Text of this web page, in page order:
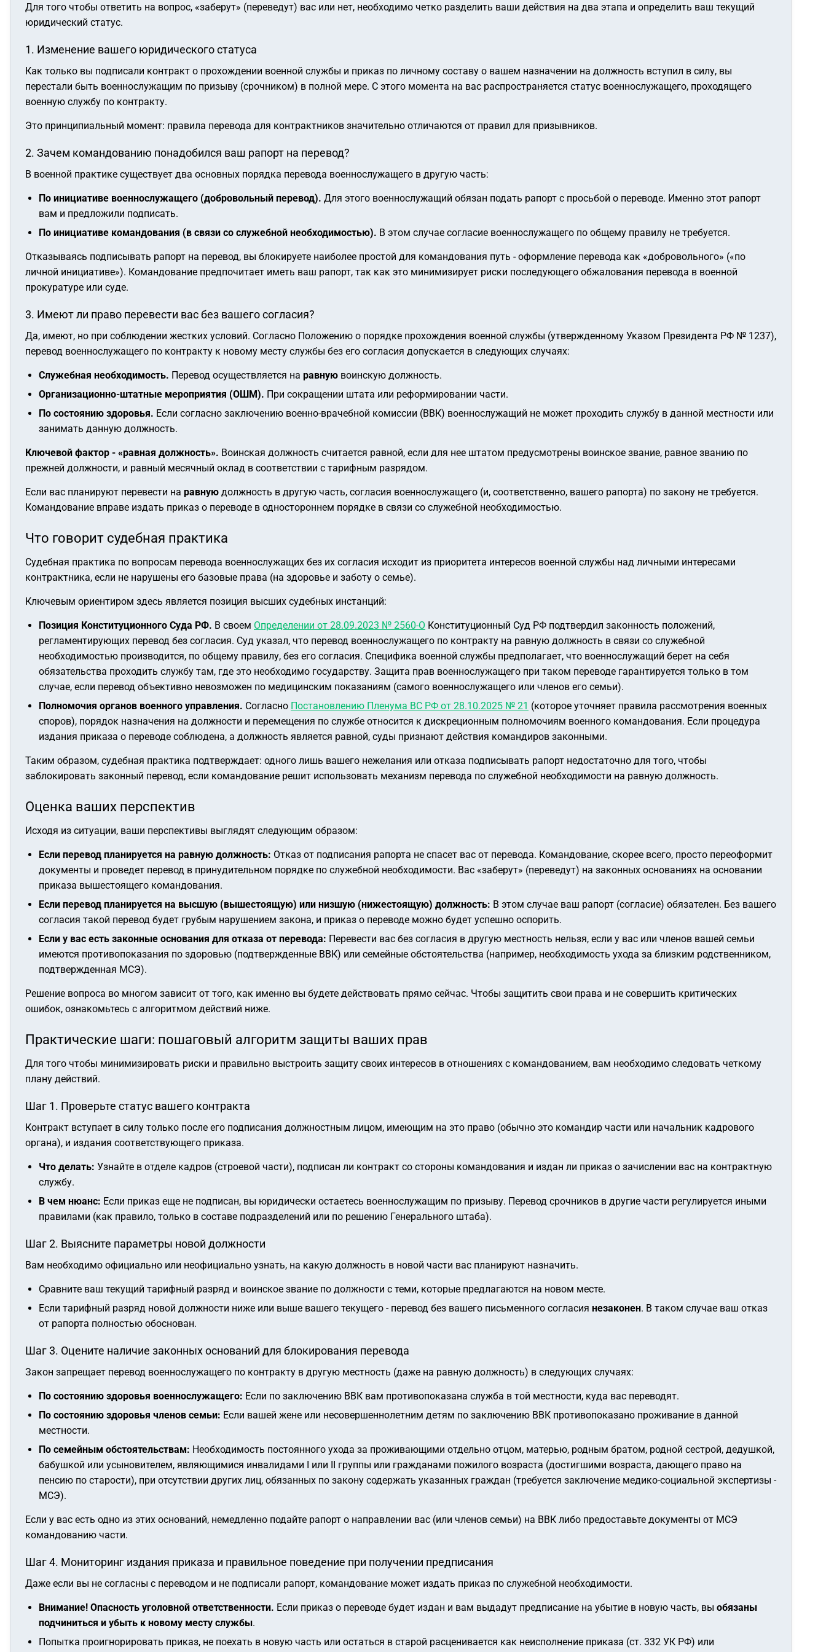
Для того чтобы ответить на вопрос, «заберут» (переведут) вас или нет, необходимо четко разделить ваши действия на два этапа и определить ваш текущий
юридический статус.
1. Изменение вашего юридического статуса
Как только вы подписали контракт о прохождении военной службы и приказ по личному составу о вашем назначении на должность вступил в силу, вы
перестали быть военнослужащим по призыву (срочником) в полной мере. С этого момента на вас распространяется статус военнослужащего, проходящего
военную службу по контракту.
Это принципиальный момент: правила перевода для контрактников значительно отличаются от правил для призывников.
2. Зачем командованию понадобился ваш рапорт на перевод?
В военной практике существует два основных порядка перевода военнослужащего в другую часть:
По инициативе военнослужащего (добровольный перевод). Для этого военнослужащий обязан подать рапорт с просьбой о переводе. Именно этот рапорт
вам и предложили подписать.
По инициативе командования (в связи со служебной необходимостью). В этом случае согласие военнослужащего по общему правилу не требуется.
Отказываясь подписывать рапорт на перевод, вы блокируете наиболее простой для командования путь - оформление перевода как «добровольного» («по
личной инициативе»). Командование предпочитает иметь ваш рапорт, так как это минимизирует риски последующего обжалования перевода в военной
прокуратуре или суде.
3. Имеют ли право перевести вас без вашего согласия?
Да, имеют, но при соблюдении жестких условий. Согласно Положению о порядке прохождения военной службы (утвержденному Указом Президента РФ № 1237),
перевод военнослужащего по контракту к новому месту службы без его согласия допускается в следующих случаях:
Служебная необходимость. Перевод осуществляется на равную воинскую должность.
Организационно-штатные мероприятия (ОШМ). При сокращении штата или реформировании части.
По состоянию здоровья. Если согласно заключению военно-врачебной комиссии (ВВК) военнослужащий не может проходить службу в данной местности или
занимать данную должность.
Ключевой фактор - «равная должность». Воинская должность считается равной, если для нее штатом предусмотрены воинское звание, равное званию по
прежней должности, и равный месячный оклад в соответствии с тарифным разрядом.
Если вас планируют перевести на равную должность в другую часть, согласия военнослужащего (и, соответственно, вашего рапорта) по закону не требуется.
Командование вправе издать приказ о переводе в одностороннем порядке в связи со служебной необходимостью.
Что говорит судебная практика
Судебная практика по вопросам перевода военнослужащих без их согласия исходит из приоритета интересов военной службы над личными интересами
контрактника, если не нарушены его базовые права (на здоровье и заботу о семье).
Ключевым ориентиром здесь является позиция высших судебных инстанций:
Позиция Конституционного Суда РФ. В своем Определении от 28.09.2023 № 2560-О Конституционный Суд РФ подтвердил законность положений,
регламентирующих перевод без согласия. Суд указал, что перевод военнослужащего по контракту на равную должность в связи со служебной
необходимостью производится, по общему правилу, без его согласия. Специфика военной службы предполагает, что военнослужащий берет на себя
обязательства проходить службу там, где это необходимо государству. Защита прав военнослужащего при таком переводе гарантируется только в том
случае, если перевод объективно невозможен по медицинским показаниям (самого военнослужащего или членов его семьи).
Полномочия органов военного управления. Согласно Постановлению Пленума ВС РФ от 28.10.2025 № 21 (которое уточняет правила рассмотрения военных
споров), порядок назначения на должности и перемещения по службе относится к дискреционным полномочиям военного командования. Если процедура
издания приказа о переводе соблюдена, а должность является равной, суды признают действия командиров законными.
Таким образом, судебная практика подтверждает: одного лишь вашего нежелания или отказа подписывать рапорт недостаточно для того, чтобы
заблокировать законный перевод, если командование решит использовать механизм перевода по служебной необходимости на равную должность.
Оценка ваших перспектив
Исходя из ситуации, ваши перспективы выглядят следующим образом:
Если перевод планируется на равную должность: Отказ от подписания рапорта не спасет вас от перевода. Командование, скорее всего, просто переоформит
документы и проведет перевод в принудительном порядке по служебной необходимости. Вас «заберут» (переведут) на законных основаниях на основании
приказа вышестоящего командования.
Если перевод планируется на высшую (вышестоящую) или низшую (нижестоящую) должность: В этом случае ваш рапорт (согласие) обязателен. Без вашего
согласия такой перевод будет грубым нарушением закона, и приказ о переводе можно будет успешно оспорить.
Если у вас есть законные основания для отказа от перевода: Перевести вас без согласия в другую местность нельзя, если у вас или членов вашей семьи
имеются противопоказания по здоровью (подтвержденные ВВК) или семейные обстоятельства (например, необходимость ухода за близким родственником,
подтвержденная МСЭ).
Решение вопроса во многом зависит от того, как именно вы будете действовать прямо сейчас. Чтобы защитить свои права и не совершить критических
ошибок, ознакомьтесь с алгоритмом действий ниже.
Практические шаги: пошаговый алгоритм защиты ваших прав
Для того чтобы минимизировать риски и правильно выстроить защиту своих интересов в отношениях с командованием, вам необходимо следовать четкому
плану действий.
Шаг 1. Проверьте статус вашего контракта
Контракт вступает в силу только после его подписания должностным лицом, имеющим на это право (обычно это командир части или начальник кадрового
органа), и издания соответствующего приказа.
Что делать: Узнайте в отделе кадров (строевой части), подписан ли контракт со стороны командования и издан ли приказ о зачислении вас на контрактную
службу.
В чем нюанс: Если приказ еще не подписан, вы юридически остаетесь военнослужащим по призыву. Перевод срочников в другие части регулируется иными
правилами (как правило, только в составе подразделений или по решению Генерального штаба).
Шаг 2. Выясните параметры новой должности
Вам необходимо официально или неофициально узнать, на какую должность в новой части вас планируют назначить.
Сравните ваш текущий тарифный разряд и воинское звание по должности с теми, которые предлагаются на новом месте.
Если тарифный разряд новой должности ниже или выше вашего текущего - перевод без вашего письменного согласия незаконен. В таком случае ваш отказ
от рапорта полностью обоснован.
Шаг 3. Оцените наличие законных оснований для блокирования перевода
Закон запрещает перевод военнослужащего по контракту в другую местность (даже на равную должность) в следующих случаях:
По состоянию здоровья военнослужащего: Если по заключению ВВК вам противопоказана служба в той местности, куда вас переводят.
По состоянию здоровья членов семьи: Если вашей жене или несовершеннолетним детям по заключению ВВК противопоказано проживание в данной
местности.
По семейным обстоятельствам: Необходимость постоянного ухода за проживающими отдельно отцом, матерью, родным братом, родной сестрой, дедушкой,
бабушкой или усыновителем, являющимися инвалидами I или II группы или гражданами пожилого возраста (достигшими возраста, дающего право на
пенсию по старости), при отсутствии других лиц, обязанных по закону содержать указанных граждан (требуется заключение медико-социальной экспертизы -
МСЭ).
Если у вас есть одно из этих оснований, немедленно подайте рапорт о направлении вас (или членов семьи) на ВВК либо предоставьте документы от МСЭ
командованию части.
Шаг 4. Мониторинг издания приказа и правильное поведение при получении предписания
Даже если вы не согласны с переводом и не подписали рапорт, командование может издать приказ по служебной необходимости.
Внимание! Опасность уголовной ответственности. Если приказ о переводе будет издан и вам выдадут предписание на убытие в новую часть, вы обязаны
подчиниться и убыть к новому месту службы.
Попытка проигнорировать приказ, не поехать в новую часть или остаться в старой расценивается как неисполнение приказа (ст. 332 УК РФ) или